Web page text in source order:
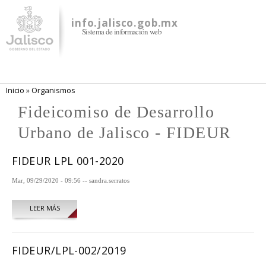
contenido
principal
info.jalisco.gob.mx
Sistema de información web
Se encuentra usted aquí
Inicio »Organismos
Fideicomiso de Desarrollo
Urbano de Jalisco - FIDEUR
FIDEUR LPL 001-2020
Mar, 09/29/2020 - 09:56 -- sandra.serratos
LEER MÁSSOBRE FIDEUR LPL 001-2020
FIDEUR/LPL-002/2019